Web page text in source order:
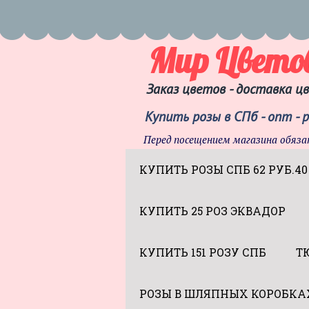
Мир
Заказ цветов - доставка
Купить розы в СПб - опт -
Перед посещением магазина
КУПИТЬ РОЗЫ СПБ 62
КУПИТЬ 25 РОЗ ЭКВАДОР
КУПИТЬ 151 РОЗУ СПБ
РОЗЫ В ШЛЯПНЫХ